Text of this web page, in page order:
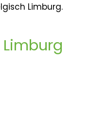
Limburg.